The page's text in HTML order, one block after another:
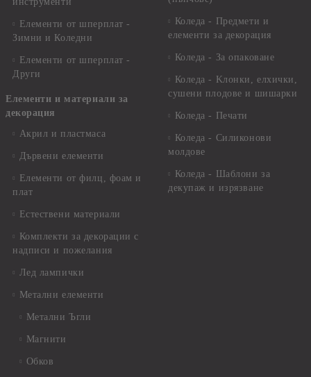
Елементи от шперплат -
Зимни и Коледни
Елементи от шперплат -
Други
Елементи и материали за
декорация
Акрил и пластмаса
Дървени елементи
Елементи от филц, фоам и
плат
Естествени материали
Комплекти за декорации с
надписи и пожелания
Лед лампички
Метални елементи
Метални Ъгли
Магнити
Обков
Коледа - Предмети и
елементи за декорация
Коледа - За опаковане
Коледа - Kлонки, елхички,
сушени плодове и шишарки
Коледа - Печати
Коледа - Силиконови
молдове
Коледа - Шаблони за
декупаж и изрязване